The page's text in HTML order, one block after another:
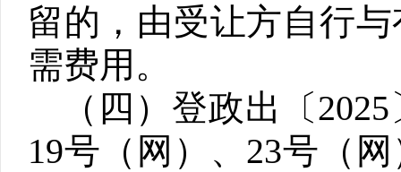
留的，由受让方自行
需费用。
（四） 登政出〔2025
19号（网）、 23号（